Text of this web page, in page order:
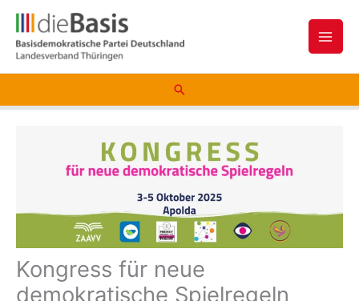
Zum
Inhalt
springen
Suchen
Kongress für neue
demokratische Spielregeln